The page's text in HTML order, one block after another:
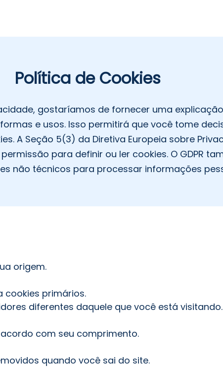
Política de Cookies
gostaríamos de fornecer uma
e usos. Isso permitirá que você tome
A Seção 5(3) da Diretiva Europeia sobre
para definir ou ler cookies. O GDPR
não técnicos para processar informações
origem.
cookies primários.
diferentes daquele que você está visitando.
com seu comprimento.
quando você sai do site.